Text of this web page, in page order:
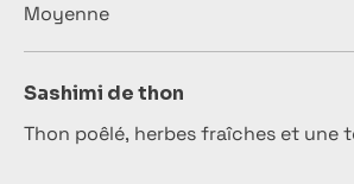
Moyenne
Sashimi de thon
Thon poêlé, herbes fraîches et une